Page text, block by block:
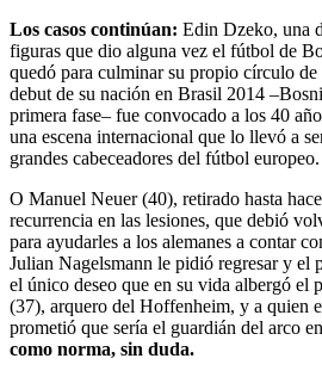
Los casos continúan: Edin Dzeko, una
figuras que dio alguna vez el fútbol de
quedó para culminar su propio círculo de
debut de su nación en Brasil 2014
primera fase– fue convocado a los 40
una escena internacional que lo llevó a
grandes cabeceadores del fútbol europeo.
O Manuel Neuer (40), retirado hasta
recurrencia en las lesiones, que debió
para ayudarles a los alemanes a contar
Julian Nagelsmann le pidió regresar y el
el único deseo que en su vida albergó el
(37), arquero del Hoffenheim, y a quien
prometió que sería el guardián del arco
como norma, sin duda.